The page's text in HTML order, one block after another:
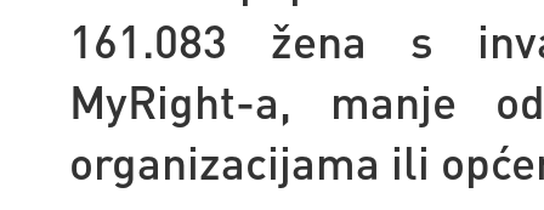
161.083 žena s
MyRight-a, manje
organizacijama ili